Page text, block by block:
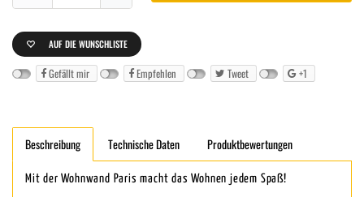
AUF DIE WUNSCHLISTE
Gefällt mir Empfehlen Tweet +1
Beschreibung Technische Daten Produktbewertungen
Mit der Wohnwand Paris macht das Wohnen jedem Spaß!